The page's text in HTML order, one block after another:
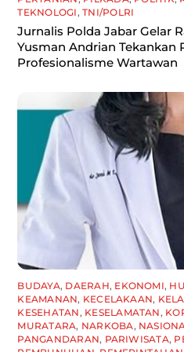
TEKNOLOGI ,TNI/POLRI
Jurnalis Polda Jabar Gelar
Yusman Andrian Tekankan
Profesionalisme Wartawan
BUDAYA, DAERAH, EKONOMI,
KEAMANAN, KECELAKAAN,
KESEHATAN , KESELAMATAN ,
MURATARA, NARKOBA,
PANGANDARAN, PARIWISATA,